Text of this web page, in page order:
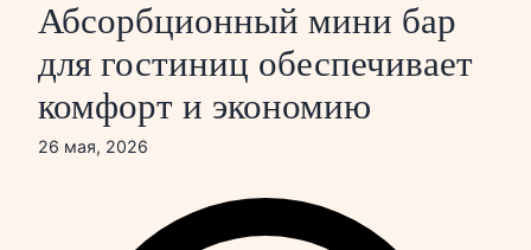
Абсорбционный мини бар
для гостиниц обеспечивает
комфорт и экономию
26 мая, 2026